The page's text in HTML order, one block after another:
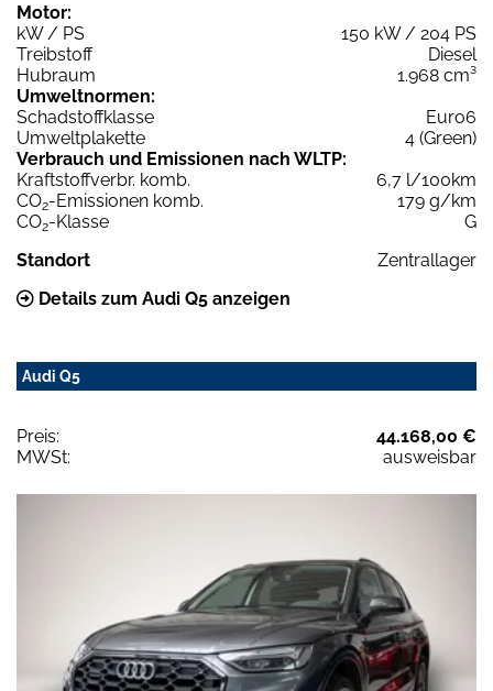
Motor:
kW / PS
150 kW / 204 PS
Treibstoff
Diesel
Hubraum
1.968 cm³
Umweltnormen:
Schadstoffklasse
Euro6
Umweltplakette
4 (Green)
Verbrauch und Emissionen nach WLTP:
Kraftstoffverbr. komb.
6,7 l/100km
CO2-Emissionen komb.
179 g/km
CO2-Klasse
G
Standort
Zentrallager
Details zum Audi Q5 anzeigen
Audi Q5
Preis:
44.168,00 €
MWSt:
ausweisbar